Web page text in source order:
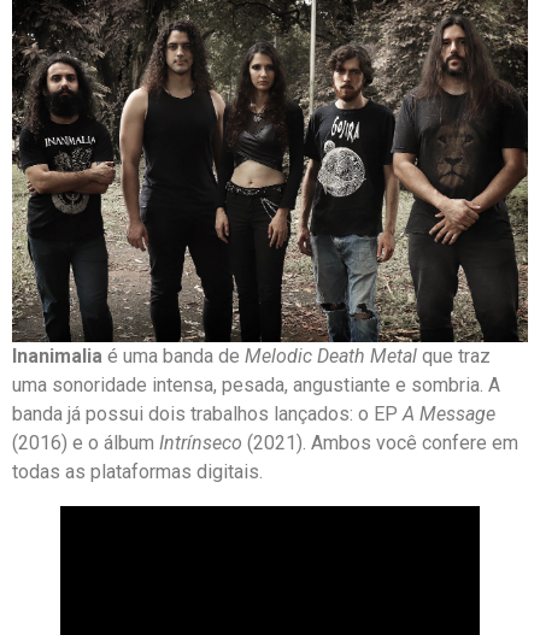
Inanimalia é uma banda de Melodic Death Metal que traz
uma sonoridade intensa, pesada, angustiante e sombria. A
banda já possui dois trabalhos lançados: o EPA Message
(2016) e o álbum Intrínseco (2021). Ambos você confere em
todas as plataformas digitais.